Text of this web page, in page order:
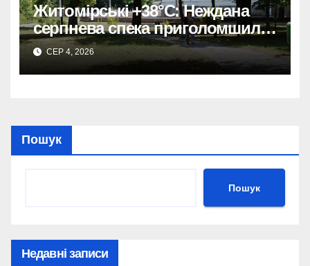
Житомірські +38°C: Неждана
серпнева спека приголомшила
місто
СЕР 4, 2026
Пошук
Пошук
Недавні записи